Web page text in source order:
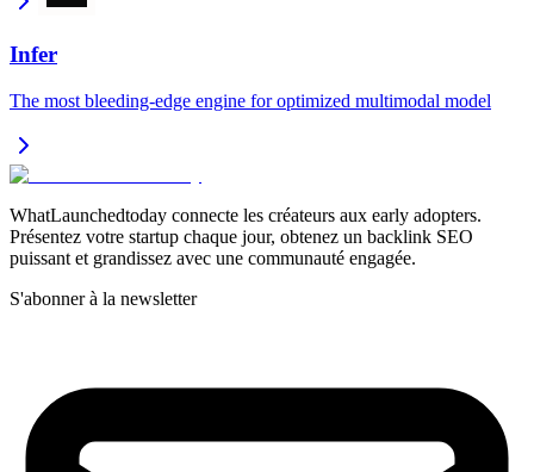
Infer
The most bleeding-edge engine for optimized multimodal model
WhatLaunchedtoday connecte les créateurs aux early adopters.
Présentez votre startup chaque jour, obtenez un backlink SEO
puissant et grandissez avec une communauté engagée.
S'abonner à la newsletter